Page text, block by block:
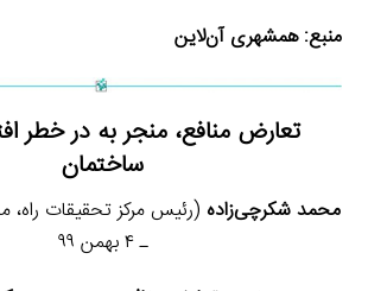
منبع: همشهری آن‌لاین
تعارض منافع، منجر به در خطر
ساختمان
محمد شکرچی‌زاده (رئیس مرکز تحقیقات
ـ ۴ بهمن ۹۹